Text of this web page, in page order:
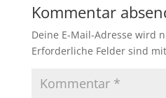
Kommentar
Deine E-Mail-Adresse wird
Erforderliche Felder sind mit